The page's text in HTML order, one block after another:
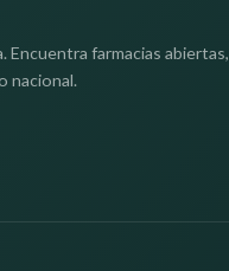
Encuentra farmacias abiertas,
nacional.